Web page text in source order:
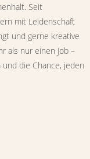
Seit
mit Leidenschaft
und gerne kreative
als nur einen Job –
die Chance, jeden